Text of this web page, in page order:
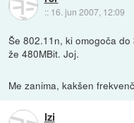
:: 16. jun 2007, 12:09
Še 802.11n, ki omogoča
že 480MBit. Joj.
Me zanima, kakšen
Izi